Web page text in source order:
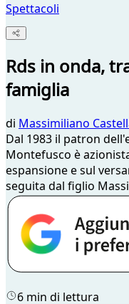
Spettacoli
Rds in onda,
famiglia
di Massimiliano
Dal 1983 il patron
Montefusco è
espansione e sul
seguita dal figlio
6 min di lettura